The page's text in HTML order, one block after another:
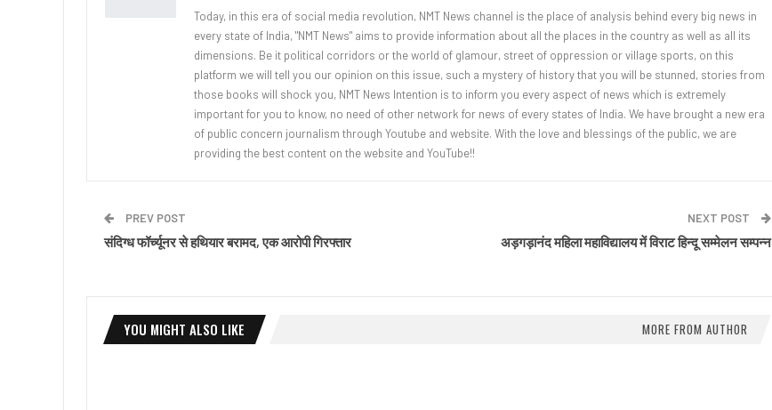
Today, in this era of social media revolution, NMT News channel is the place of analysis behind every big news in
every state of India, "NMT News" aims to provide information about all the places in the country as well as all its
dimensions. Be it political corridors or the world of glamour, street of oppression or village sports, on this
platform we will tell you our opinion on this issue, such a mystery of history that you will be stunned, stories from
those books will shock you, NMT News Intention is to inform you every aspect of news which is extremely
important for you to know, no need of other network for news of every states of India. We have brought a new era
of public concern journalism through Youtube and website. With the love and blessings of the public, we are
providing the best content on the website and YouTube!!
PREV POST
संदिग्ध फॉर्च्यूनर से हथियार बरामद, एक आरोपी गिरफ्तार
NEXT POST
अड़गड़ानंद महिला महाविद्यालय में विराट हिन्दू सम्मेलन सम्पन्न
YOU MIGHT ALSO LIKE MORE FROM AUTHOR